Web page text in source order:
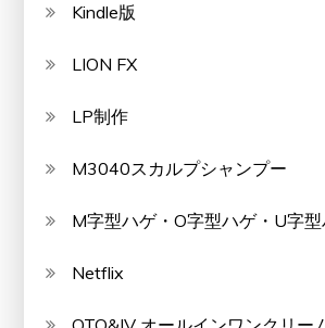
Kindle版
LION FX
LP制作
M3040スカルプシャンプー
M字型ハゲ・O字型ハゲ・U字
Netflix